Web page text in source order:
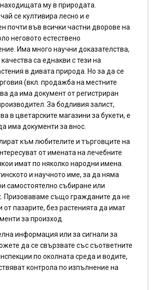
му в природата.
се култивира лесно и е
почти във всички частни дворове на
неговото естествено
Има много научни доказателства,
са еднакви с тези на
в дивата природа. Но за да се
(вкл. продажба на местните
да има документ от регистриран
За бодливия залист,
в цветарските магазини за букети, е
има документи за внос.
към любителите и търговците на
от имената на лечебните
имат по няколко народни имена.
и научното име, за да няма
самостоятелно събиране или
Призоваваме също гражданите да не
от пазарите, без растенията да имат
за произход.
информация или за сигнали за
да се свързвате със съответните
по околната среда и водите,
контрола по изпълнение на